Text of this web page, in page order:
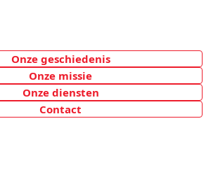
Onze geschiedenis
Onze missie
Onze diensten
Contact